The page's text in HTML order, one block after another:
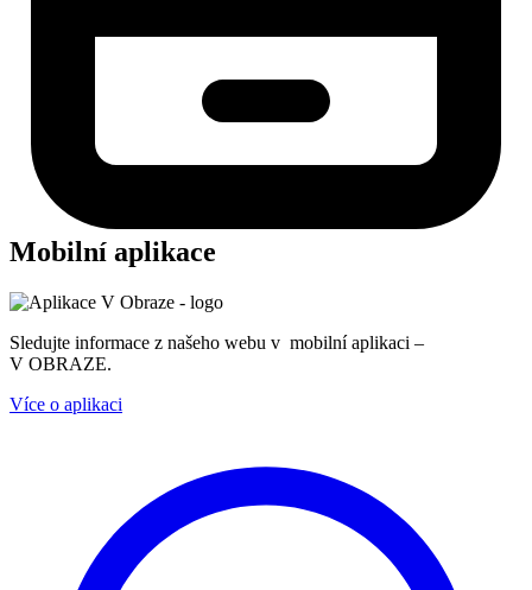
Mobilní aplikace
Sledujte informace z našeho webu v mobilní aplikaci –
V OBRAZE.
Více o aplikaci